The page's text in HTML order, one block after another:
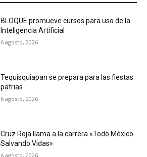
BLOQUE promueve cursos para uso de la
Inteligencia Artificial
6 agosto, 2026
Tequisquiapan se prepara para las fiestas
patrias
6 agosto, 2026
Cruz Roja llama a la carrera «Todo México
Salvando Vidas»
6 agosto, 2026